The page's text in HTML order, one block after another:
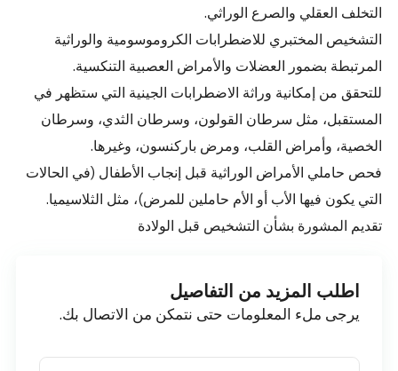
التخلف العقلي والصرع الوراثي.
التشخيص المختبري للاضطرابات الكروموسومية والوراثية
المرتبطة بضمور العضلات والأمراض العصبية التنكسية.
للتحقق من إمكانية وراثة الاضطرابات الجينية التي ستظهر في
المستقبل، مثل سرطان القولون، وسرطان الثدي، وسرطان
الخصية، وأمراض القلب، ومرض باركنسون، وغيرها.
فحص حاملي الأمراض الوراثية قبل إنجاب الأطفال (في الحالات
التي يكون فيها الأب أو الأم حاملين للمرض)، مثل الثلاسيميا.
تقديم المشورة بشأن التشخيص قبل الولادة
اطلب المزيد من التفاصيل
يرجى ملء المعلومات حتى نتمكن من الاتصال بك.